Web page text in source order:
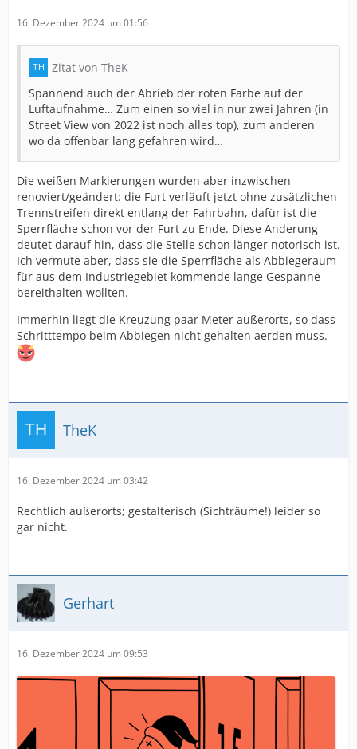
16. Dezember 2024 um 01:56
Zitat von TheK
Spannend auch der Abrieb der roten Farbe auf der
Luftaufnahme… Zum einen so viel in nur zwei Jahren (in
Street View von 2022 ist noch alles top), zum anderen
wo da offenbar lang gefahren wird…
Die weißen Markierungen wurden aber inzwischen
renoviert/geändert: die Furt verläuft jetzt ohne zusätzlichen
Trennstreifen direkt entlang der Fahrbahn, dafür ist die
Sperrfläche schon vor der Furt zu Ende. Diese Änderung
deutet darauf hin, dass die Stelle schon länger notorisch ist.
Ich vermute aber, dass sie die Sperrfläche als Abbiegeraum
für aus dem Industriegebiet kommende lange Gespanne
bereithalten wollten.
Immerhin liegt die Kreuzung paar Meter außerorts, so dass
Schritttempo beim Abbiegen nicht gehalten aerden muss.
TheK
16. Dezember 2024 um 03:42
Rechtlich außerorts; gestalterisch (Sichträume!) leider so
gar nicht.
Gerhart
16. Dezember 2024 um 09:53